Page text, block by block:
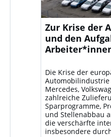
Zur Krise der
und den
Die Krise der
Mercedes,
zahlreiche
Sparprogramme,
und Stellenabbau
die verschärfte
insbesondere